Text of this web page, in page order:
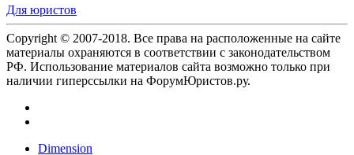
Для юристов
Copyright © 2007-2018. Все права на расположенные на сайте
материалы охраняются в соответствии с законодательством
РФ. Использование материалов сайта возможно только при
наличии гиперссылки на ФорумЮристов.ру.
Dimension